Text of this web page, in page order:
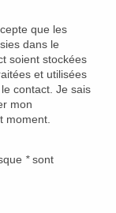
que les
dans le
soient stockées
et utilisées
contact. Je sais
mon
moment.
*sont